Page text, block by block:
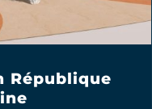
République